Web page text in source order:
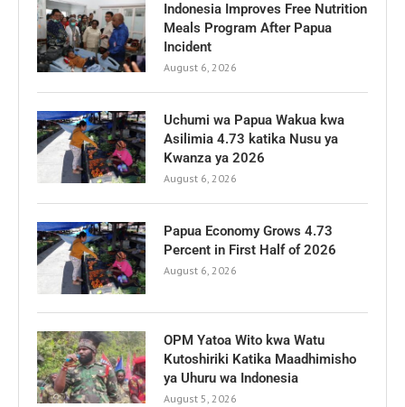
Indonesia Improves Free Nutrition
Meals Program After Papua
Incident
August 6, 2026
Uchumi wa Papua Wakua kwa
Asilimia 4.73 katika Nusu ya
Kwanza ya 2026
August 6, 2026
Papua Economy Grows 4.73
Percent in First Half of 2026
August 6, 2026
OPM Yatoa Wito kwa Watu
Kutoshiriki Katika Maadhimisho
ya Uhuru wa Indonesia
August 5, 2026